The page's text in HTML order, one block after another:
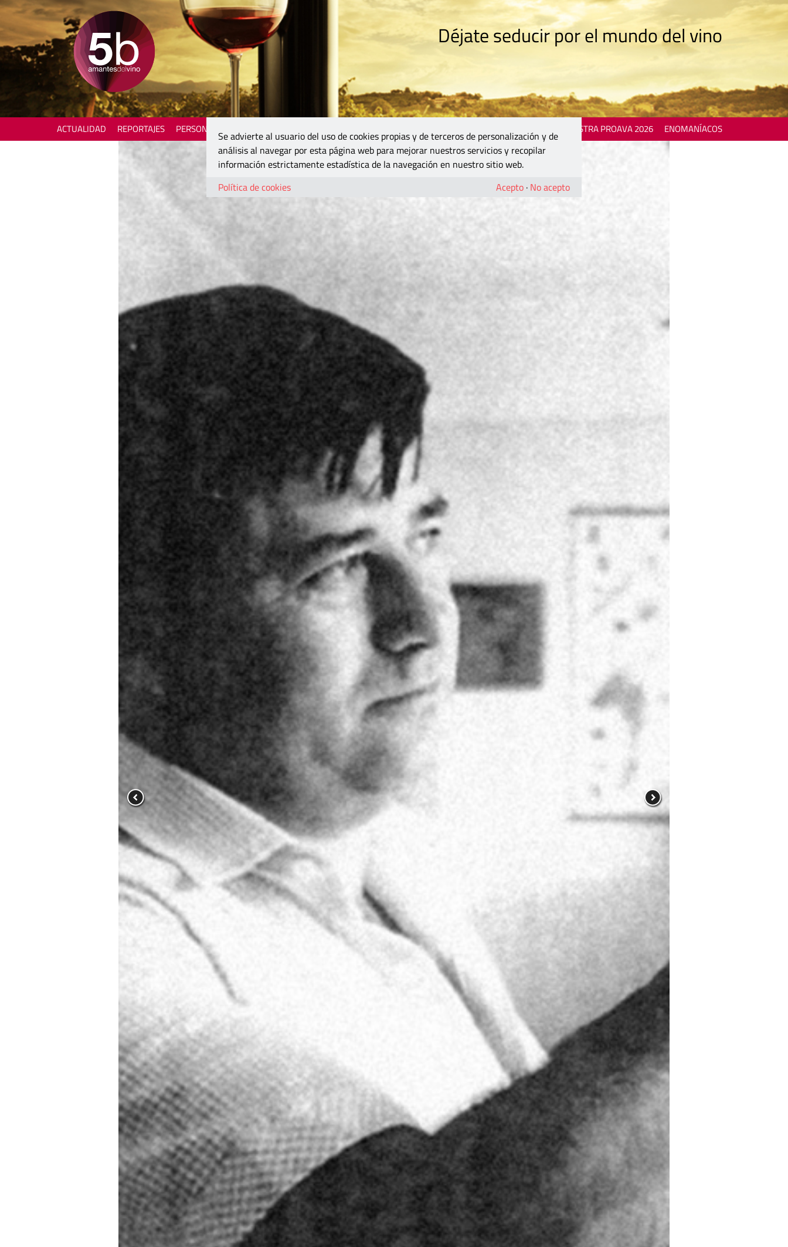
Déjate seducir por el mundo del vino
ACTUALIDAD REPORTAJES PERSONAJES MOSTRA PROAVA 2026 ENOMANÍACOS
Se advierte al usuario del uso de cookies propias y de terceros de personalización y de
análisis al navegar por esta página web para mejorar nuestros servicios y recopilar
información estrictamente estadística de la navegación en nuestro sitio web.
Política de cookies
Acepto · No acepto